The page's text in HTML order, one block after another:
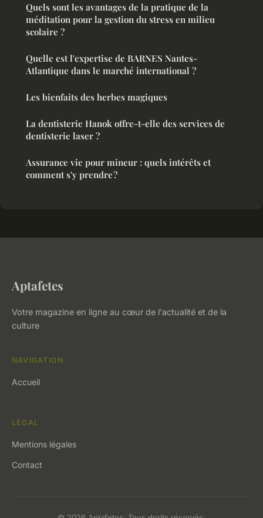
Quels sont les avantages de la pratique de la
méditation pour la gestion du stress en milieu
scolaire ?
Quelle est l'expertise de BARNES Nantes-
Atlantique dans le marché international ?
Les bienfaits des herbes magiques
La dentisterie Hanok offre-t-elle des services de
dentisterie laser ?
Assurance vie pour mineur : quels intérêts et
comment s'y prendre ?
Aptafetes
Votre magazine en ligne au cœur de l'actualité et de la
culture
NAVIGATION
Accueil
LÉGAL
Mentions légales
Contact